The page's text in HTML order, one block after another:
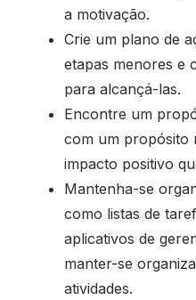
a motivação.
Crie um plano de
etapas menores e
para alcançá-las.
Encontre um
com um propósito
impacto positivo
Mantenha-se
como listas de
aplicativos de
manter-se
atividades.